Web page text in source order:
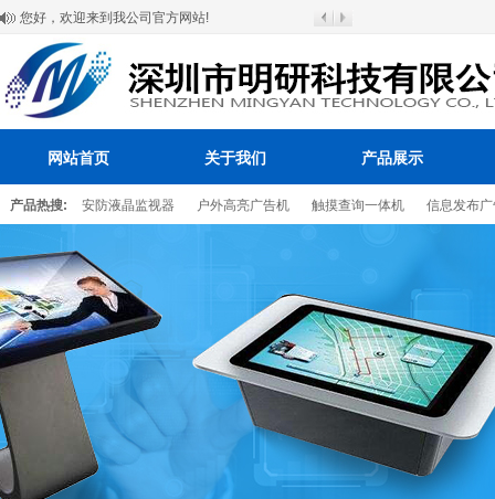
您好，欢迎来到我公司官方网站!
网站首页 关于我们 产品展示
产品热搜: 安防液晶监视器 户外高亮广告机 触摸查询一体机 信息发布
百叶窗图片